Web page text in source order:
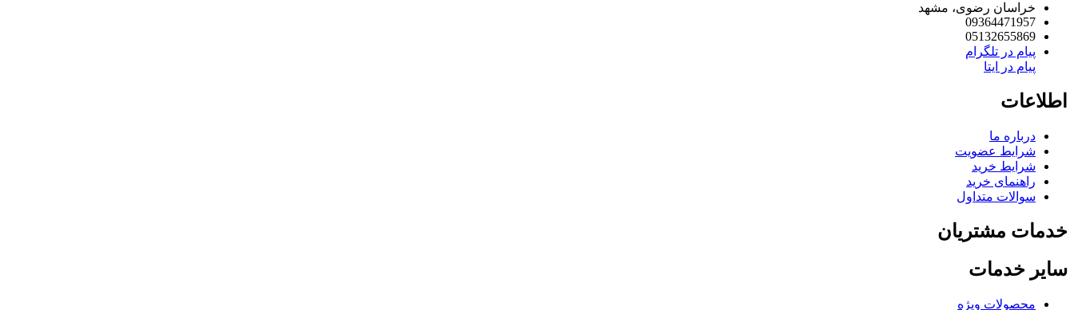
خراسان رضوی، مشهد
09364471957
05132655869
پیام در تلگرام
پیام در ایتا
اطلاعات
درباره ما
شرایط عضویت
شرایط خرید
راهنمای خرید
سوالات متداول
خدمات مشتریان
سایر خدمات
محصولات ویژه